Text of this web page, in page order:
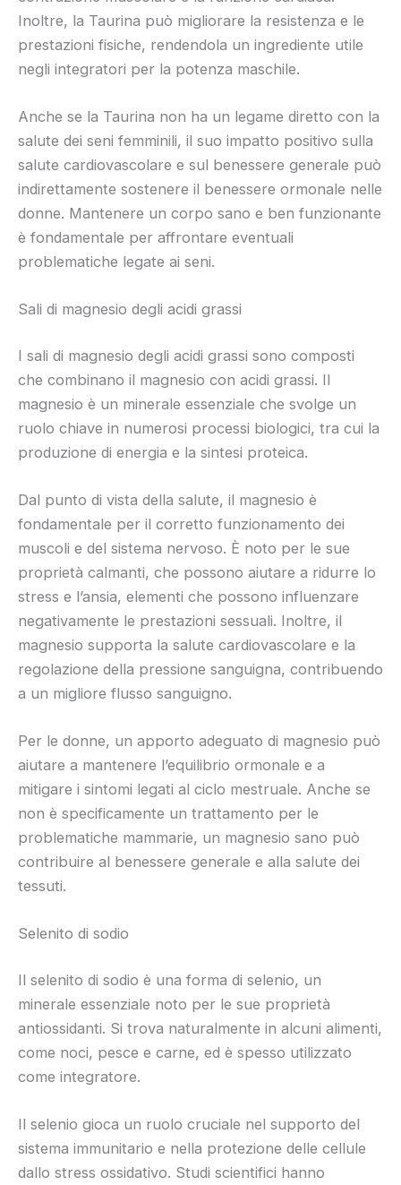
Inoltre, la Taurina può migliorare la resistenza e le
prestazioni fisiche, rendendola un ingrediente utile
negli integratori per la potenza maschile.
Anche se la Taurina non ha un legame diretto con la
salute dei seni femminili, il suo impatto positivo sulla
salute cardiovascolare e sul benessere generale può
indirettamente sostenere il benessere ormonale nelle
donne. Mantenere un corpo sano e ben funzionante
è fondamentale per affrontare eventuali
problematiche legate ai seni.
Sali di magnesio degli acidi grassi
I sali di magnesio degli acidi grassi sono composti
che combinano il magnesio con acidi grassi. Il
magnesio è un minerale essenziale che svolge un
ruolo chiave in numerosi processi biologici, tra cui la
produzione di energia e la sintesi proteica.
Dal punto di vista della salute, il magnesio è
fondamentale per il corretto funzionamento dei
muscoli e del sistema nervoso. È noto per le sue
proprietà calmanti, che possono aiutare a ridurre lo
stress e l’ansia, elementi che possono influenzare
negativamente le prestazioni sessuali. Inoltre, il
magnesio supporta la salute cardiovascolare e la
regolazione della pressione sanguigna, contribuendo
a un migliore flusso sanguigno.
Per le donne, un apporto adeguato di magnesio può
aiutare a mantenere l’equilibrio ormonale e a
mitigare i sintomi legati al ciclo mestruale. Anche se
non è specificamente un trattamento per le
problematiche mammarie, un magnesio sano può
contribuire al benessere generale e alla salute dei
tessuti.
Selenito di sodio
Il selenito di sodio è una forma di selenio, un
minerale essenziale noto per le sue proprietà
antiossidanti. Si trova naturalmente in alcuni alimenti,
come noci, pesce e carne, ed è spesso utilizzato
come integratore.
Il selenio gioca un ruolo cruciale nel supporto del
sistema immunitario e nella protezione delle cellule
dallo stress ossidativo. Studi scientifici hanno